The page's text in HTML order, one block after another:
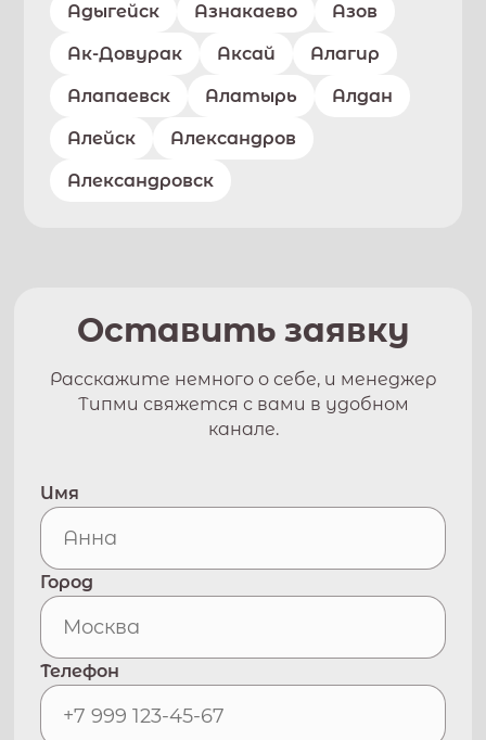
Адыгейск Азнакаево Азов
Ак-Довурак Аксай Алагир
Алапаевск Алатырь Алдан
Алейск Александров
Александровск
Оставить заявку
Расскажите немного о себе, и менеджер
Типми свяжется с вами в удобном
канале.
Имя
Город
Телефон